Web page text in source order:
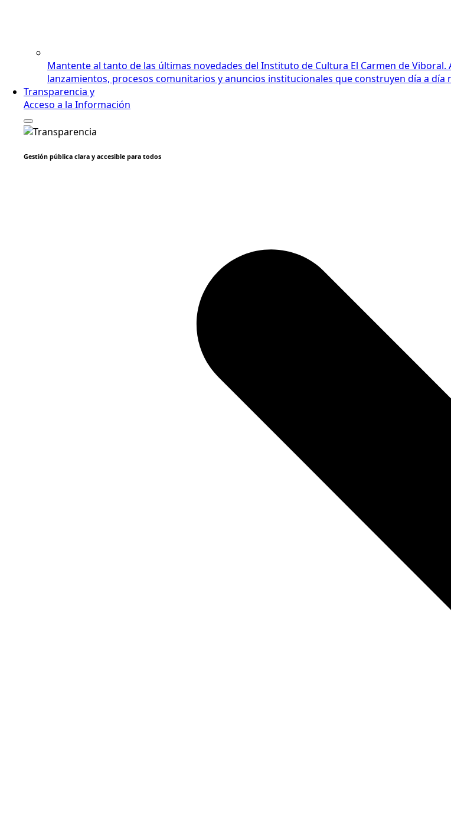
Mantente al tanto de las últimas novedades del Instituto de Cultura El Carmen de
lanzamientos, procesos comunitarios y anuncios institucionales que construyen día a
Transparencia y
Acceso a la Información
Gestión pública clara y accesible para todos